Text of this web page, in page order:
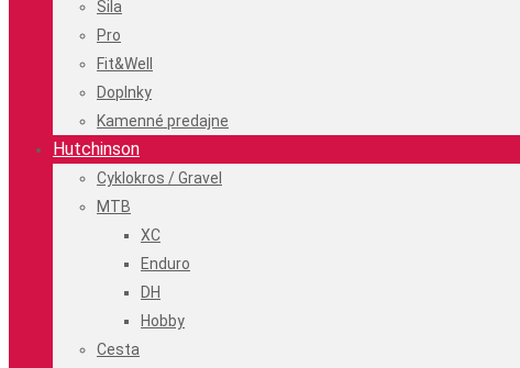
Sila
Pro
Fit&Well
Doplnky
Kamenné predajne
Hutchinson
Cyklokros / Gravel
MTB
XC
Enduro
DH
Hobby
Cesta